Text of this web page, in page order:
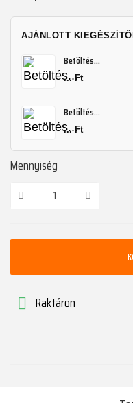
AJÁNLOTT
Betöltés...
... Ft
Betöltés...
... Ft
Mennyiség
 Raktáron